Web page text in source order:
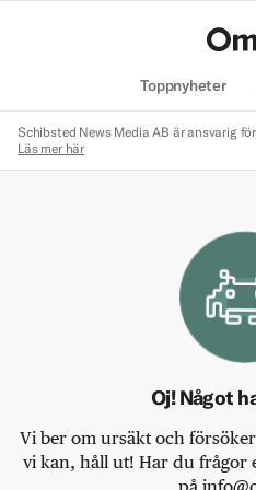
Toppnyheter
Schibsted News Media AB är ansvarig
Läs mer här
Oj! Något
Vi ber om ursäkt och
vi kan, håll ut! Har du frågor